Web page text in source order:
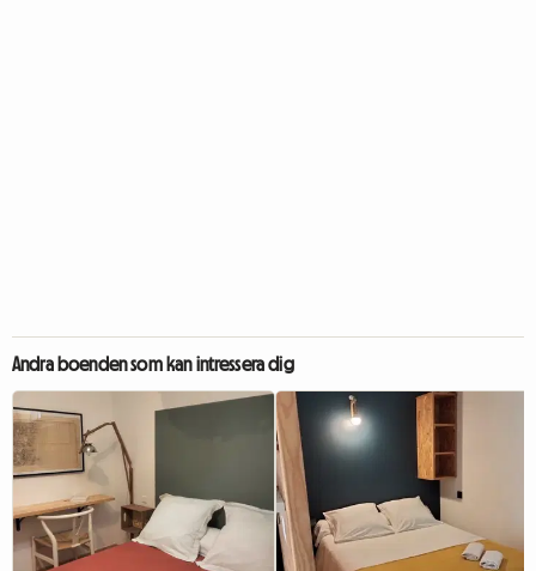
Andra boenden som kan intressera dig